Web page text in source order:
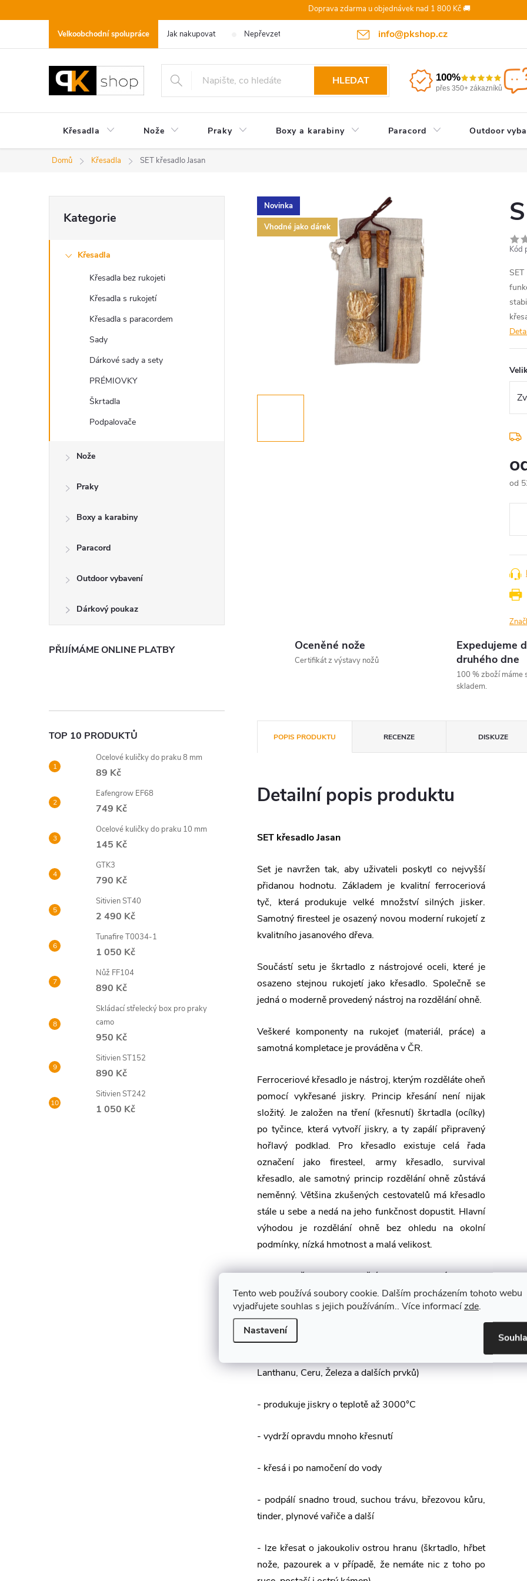
Tento web používá soubory cookie. Dalším procházením tohoto webu
vyjadřujete souhlas s jejich používáním.. Více informacízde.
Nastavení
na
Doprava zdarma u objednávek nad 1 800 Kč 🚚
info@pkshop.cz
Velkoobchodní spolupráce Jak nakupovat Nepřevzetí objednávky/zrušení po odeslání Doprava a platba
HLEDAT 100%
přes 350+ zákazníků
Křesadla Nože Praky Boxy a karabiny Paracord Outdoor
Domů Křesadla SET křesadlo Jasan
o
í
kategorie
Kategorie
Křesadla
Křesadla bez rukojeti
Křesadla s rukojetí
Křesadla s paracordem
Sady
Dárkové sady a sety
PRÉMIOVKY
Škrtadla
Podpalovače
Nože
Praky
Boxy a karabiny
Paracord
Outdoor vybavení
Dárkový poukaz
PŘIJÍMÁME ONLINE PLATBY
TOP 10 PRODUKTŮ
Ocelové kuličky do praku 8 mm
89 Kč
Eafengrow EF68
749 Kč
Ocelové kuličky do praku 10 mm
145 Kč
GTK3
790 Kč
Sitivien ST40
2 490 Kč
Tunafire T0034-1
1 050 Kč
Nůž FF104
890 Kč
Skládací střelecký box pro praky
camo
950 Kč
Sitivien ST152
890 Kč
Sitivien ST242
1 050 Kč
Novinka
Vhodné jako dárek
Kód
od
Oceněné nože
Certifikát z výstavy nožů
Expedujeme
druhého dne
100 % zboží máme
skladem.
POPIS PRODUKTU RECENZE DISKUZE
Detailní popis produktu
SET křesadlo Jasan
Set je navržen tak, aby uživateli poskytl co nejvyšší
přidanou hodnotu. Základem je kvalitní ferroceriová
tyč, která produkuje velké množství silných jisker.
Samotný firesteel je osazený novou moderní rukojetí z
kvalitního jasanového dřeva.
Součástí setu je škrtadlo z nástrojové oceli, které je
osazeno stejnou rukojetí jako křesadlo. Společně se
jedná o moderně provedený nástroj na rozdělání ohně.
Veškeré komponenty na rukojeť (materiál, práce) a
samotná kompletace je prováděna v ČR.
Ferroceriové křesadlo je nástroj, kterým rozděláte oheň
pomocí vykřesané jiskry. Princip křesání není nijak
složitý. Je založen na tření (křesnutí) škrtadla (ocílky)
po tyčince, která vytvoří jiskry, a ty zapálí připravený
hořlavý podklad. Pro křesadlo existuje celá řada
označení jako firesteel, army křesadlo, survival
křesadlo, ale samotný princip rozdělání ohně zůstává
neměnný. Většina zkušených cestovatelů má křesadlo
stále u sebe a nedá na jeho funkčnost dopustit. Hlavní
výhodou je rozdělání ohně bez ohledu na okolní
podmínky, nízká hmotnost a malá velikost.
Setem s křesadlem neuděláte chybu!!! Hodí se i jako
dárek.
- survival křesadlo je vyrobené z Ferroceria (slitina
Lanthanu, Ceru, Železa a dalších prvků)
- produkuje jiskry o teplotě až 3000°C
- vydrží opravdu mnoho křesnutí
- křesá i po namočení do vody
- podpálí snadno troud, suchou trávu, březovou kůru,
tinder, plynové vařiče a další
- lze křesat o jakoukoliv ostrou hranu (škrtadlo, hřbet
nože, pazourek a v případě, že nemáte nic z toho po